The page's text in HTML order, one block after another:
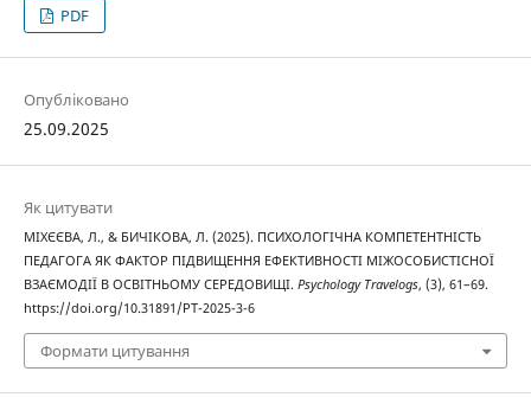
PDF
Опубліковано
25.09.2025
Як цитувати
МІХЄЄВА, Л., & БИЧІКОВА, Л. (2025). ПСИХОЛОГІЧНА КОМПЕТЕНТНІСТЬ
ПЕДАГОГА ЯК ФАКТОР ПІДВИЩЕННЯ ЕФЕКТИВНОСТІ МІЖОСОБИСТІСНОЇ
ВЗАЄМОДІЇ В ОСВІТНЬОМУ СЕРЕДОВИЩІ. Psychology Travelogs, (3), 61–69.
https://doi.org/10.31891/PT-2025-3-6
Формати цитування